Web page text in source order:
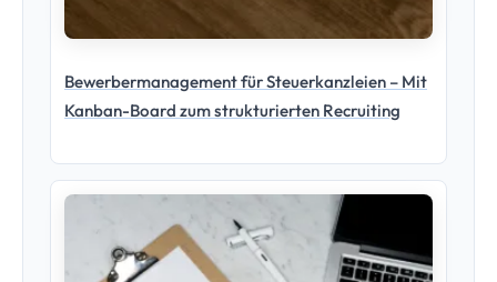
Bewerbermanagement für Steuerkanzleien – Mit
Kanban-Board zum strukturierten Recruiting